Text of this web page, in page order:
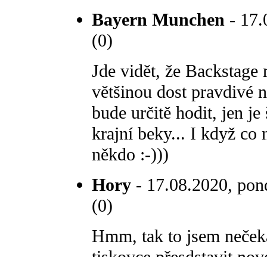
Bayern Munchen -
(0)
Jde vidět, že
většinou dost pravdivé
bude určitě hodit, jen je
krajní beky... I když co
někdo :-)))
Hory - 17.08.2020,
(0)
Hmm, tak to jsem